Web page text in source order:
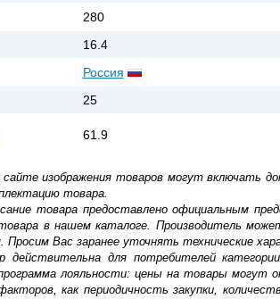
280
16.4
Россия
25
61.9
изображения товаров могут включать
товара.
товара предоставлено официальным
в нашем каталоге. Производитель
Просим Вас заранее уточнять технические
для потребителей
лояльности: цены на товары
как периодичность закупки,